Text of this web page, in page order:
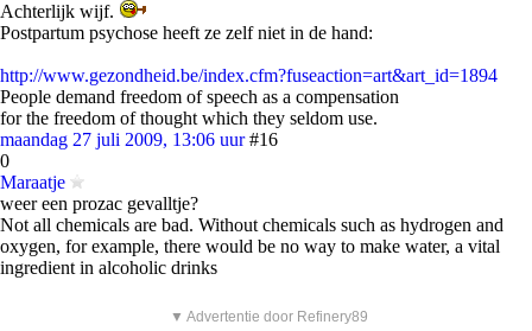
Achterlijk wijf.
Postpartum psychose heeft ze zelf niet in de hand:
http://www.gezondheid.be/index.cfm?fuseaction=art&art_id=1894
People demand freedom of speech as a compensation
for the freedom of thought which they seldom use.
maandag 27 juli 2009, 13:06 uur #16
0
Maraatje
weer een prozac gevalltje?
Not all chemicals are bad. Without chemicals such as hydrogen and
oxygen, for example, there would be no way to make water, a vital
ingredient in alcoholic drinks
▼ Advertentie door Refinery89